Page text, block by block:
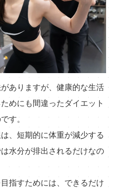
ありますが、健康的な生活
めにも間違ったダイエット
す。
、短期的に体重が減少する
水分が排出されるだけなの
指すためには、できるだけ